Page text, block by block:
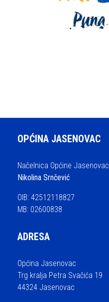
OPĆINA JASENOVAC
Načelnica Općine Jasenovac
Nikolina Srnčević
OIB: 42512118827
MB: 02600838
ADRESA
Općina Jasenovac
Trg kralja Petra Svačića 19
44324 Jasenovac